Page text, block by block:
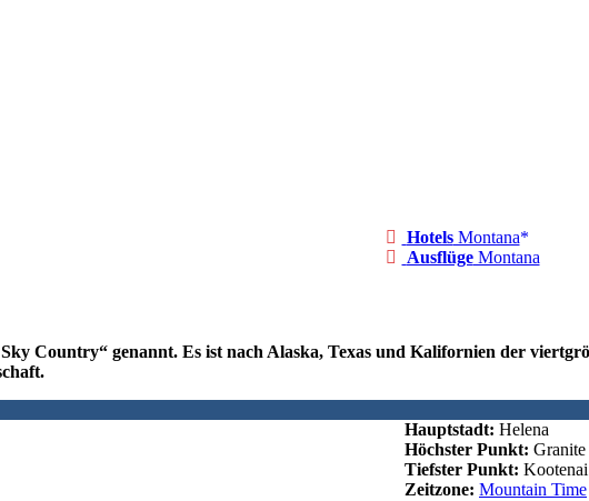
HotelsMontana
AusflügeMontana
Country“ genannt. Es ist nach Alaska, Texas und Kalifornien der
Hauptstadt: Helena
Höchster Punkt:
Tiefster Punkt:
Zeitzone: Mountain Time